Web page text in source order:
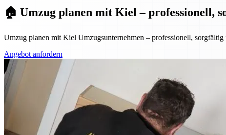
🏠 Umzug planen mit Kiel – professionell,
Umzug planen mit Kiel Umzugsunternehmen – professionell,
Angebot anfordern